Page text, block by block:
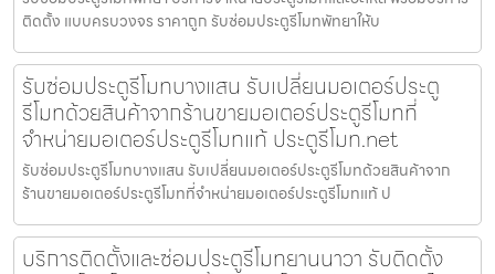
ติดตั้ง แบบครบวงจร ราคาถูก รับซ่อมประตูรีโมทพัทยาให้บ
รับซ่อมประตูรีโมทบางแสน รับเปลี่ยนมอเตอร์ประตู
รีโมทด้วยสินค้าจากร้านขายมอเตอร์ประตูรีโมทที่
จำหน่ายมอเตอร์ประตูรีโมทแท้ ประตูรีโมท.net
รับซ่อมประตูรีโมทบางแสน รับเปลี่ยนมอเตอร์ประตูรีโมทด้วยสินค้าจาก
ร้านขายมอเตอร์ประตูรีโมทที่จำหน่ายมอเตอร์ประตูรีโมทแท้ ป
บริการติดตั้งและซ่อมประตูรีโมทยานนาวา รับติดตั้ง